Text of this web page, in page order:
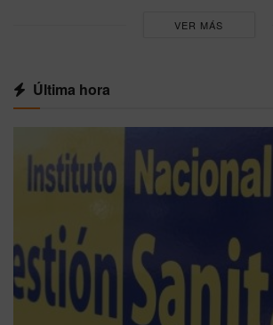
VER MÁS
Última hora